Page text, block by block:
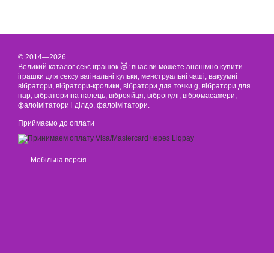
© 2014—2026
Великий каталог секс іграшок 😻: внас ви можете анонімно купити
іграшки для сексу вагінальні кульки, менструальні чаші, вакуумні
вібратори, вібратори-кролики, вібратори для точки g, вібратори для
пар, вібратори на палець, віброяйця, вібропулі, вібромасажери,
фалоімітатори і ділдо, фалоімітатори.
Приймаємо до оплати
Мобільна версія